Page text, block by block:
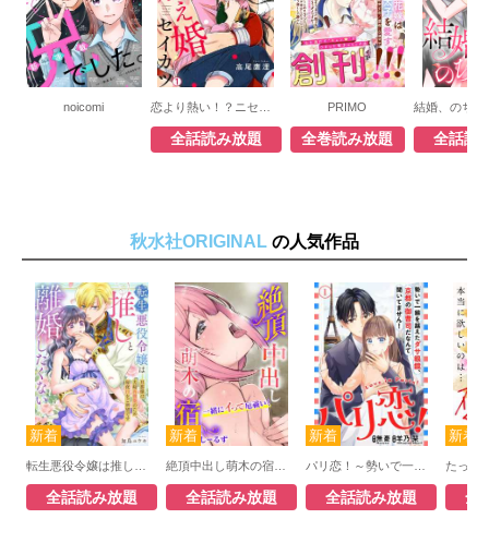
noicomi
全話読み放題
PRIMO
全巻読み放題 全話読
秋水社ORIGINAL の人気作品
全話読み放題 全話読み放題 全話読み放題 全